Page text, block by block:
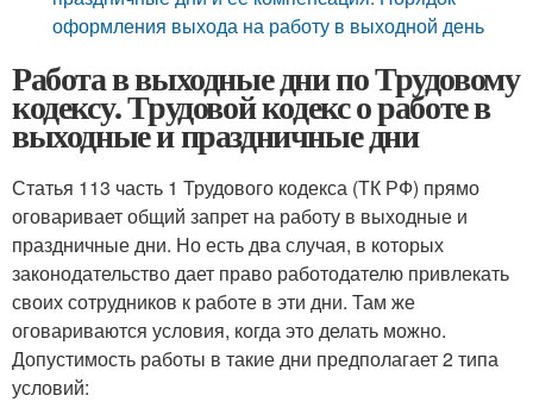
оформления выхода на работу в выходной день
Работа в выходные дни по Трудовому
кодексу. Трудовой кодекс о работе в
выходные и праздничные дни
Статья 113 часть 1 Трудового кодекса (ТК РФ) прямо
оговаривает общий запрет на работу в выходные и
праздничные дни. Но есть два случая, в которых
законодательство дает право работодателю привлекать
своих сотрудников к работе в эти дни. Там же
оговариваются условия, когда это делать можно.
Допустимость работы в такие дни предполагает 2 типа
условий: